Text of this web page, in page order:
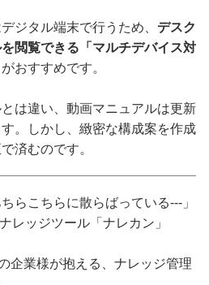
ジタル端末で行うため、 デスク
閲覧できる「マルチデバイス対
がおすすめです。
は違い、動画マニュアルは更新
。しかし、緻密な構成案を作成
済むのです。
らこちらに散らばっている---」
レッジツール「ナレカン」
企業様が抱える、ナレッジ管理